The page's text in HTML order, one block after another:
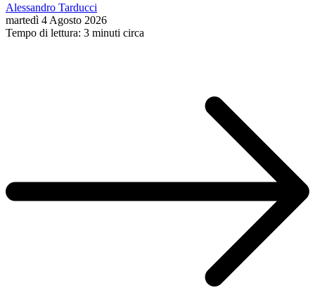
Alessandro Tarducci
martedì 4 Agosto 2026
Tempo di lettura: 3 minuti circa